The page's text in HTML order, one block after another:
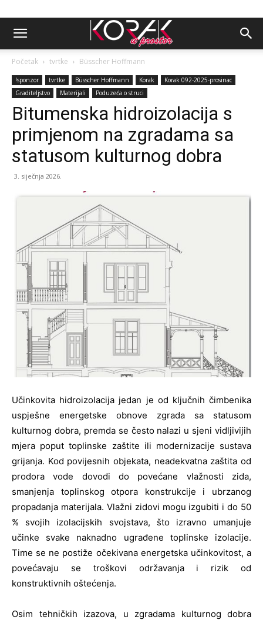
Početak tvrtke Büsscher Hoffmann
!sponzor tvrtke Büsscher Hoffmann Korak
Korak 092-2025-prosinac
Graditeljstvo
Materijali Poduzeća o struci
Bitumenska hidroizolacija s
primjenom na zgradama sa
statusom kulturnog dobra
3. siječnja 2026.
Učinkovita hidroizolacija jedan je od ključnih čimbenika
uspješne energetske obnove zgrada sa statusom
kulturnog dobra, premda se često nalazi u sjeni vidljivijih
mjera poput toplinske zaštite ili modernizacije sustava
grijanja. Kod povijesnih objekata, neadekvatna zaštita od
prodora vode dovodi do povećane vlažnosti zida,
smanjenja toplinskog otpora konstrukcije i ubrzanog
propadanja materijala. Vlažni zidovi mogu izgubiti i do 50
% svojih izolacijskih svojstava, što izravno umanjuje
učinke svake naknadno ugrađene toplinske izolacije.
Time se ne postiže očekivana energetska učinkovitost, a
povećavaju se troškovi održavanja i rizik od
konstruktivnih oštećenja.
Osim tehničkih izazova, u zgradama kulturnog dobra